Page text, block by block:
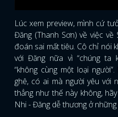
Lúc xem preview, mình cứ
Đăng (Thanh Sơn) về việc
đoán sai mất tiêu. Cô chỉ nói
với Đăng nữa vì “chúng ta
“không cùng một loại
ghê, có ai mà người yêu với
thẳng như thế này không,
Nhi - Đăng dễ thương ở